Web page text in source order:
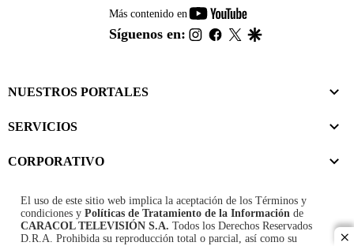
Más contenido en
youtube-
footer
Síguenos en: instagram
facebook
twitter
NUESTROS PORTALES
SERVICIOS
CORPORATIVO
El uso de este sitio web implica la aceptación de los Términos y
condiciones y Políticas de Tratamiento de la Información de
CARACOL TELEVISIÓN S.A. Todos los Derechos Reservados
D.R.A. Prohibida su reproducción total o parcial, así como su